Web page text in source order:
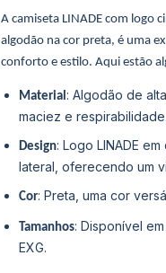
A camiseta LINADE com logo
algodão na cor preta, é uma
conforto e estilo. Aqui estão
Material : Algodão de
maciez e respirabilidade.
Design: Logo LINADE
lateral, oferecendo um
Cor: Preta, uma cor
Tamanhos: Disponível
EXG.